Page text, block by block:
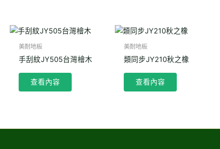
美耐地板
手刮紋JY505台灣檜木
查看內容
美耐地板
類同步JY210秋之橡
查看內容